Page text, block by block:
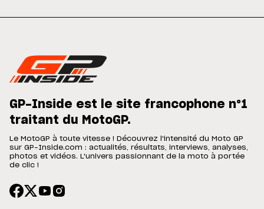
GP-Inside est le site francophone n°1
traitant du MotoGP.
Le MotoGP à toute vitesse ! Découvrez l'intensité du Moto GP
sur GP-Inside.com : actualités, résultats, interviews, analyses,
photos et vidéos. L'univers passionnant de la moto à portée
de clic !